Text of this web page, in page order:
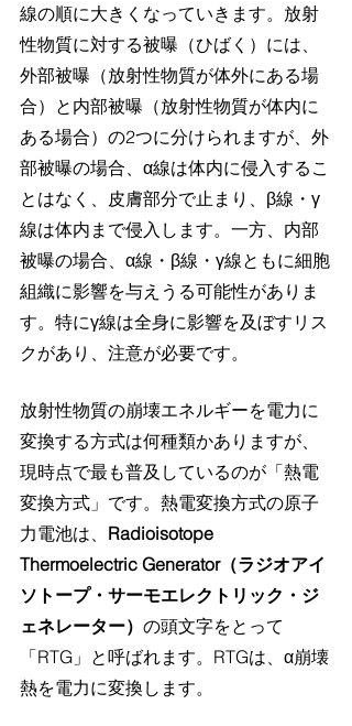
線の順に大きくなっていきます。放射
性物質に対する被曝（ひばく）には、
外部被曝（放射性物質が体外にある場
合）と内部被曝（放射性物質が体内に
ある場合）の2つに分けられますが、外
部被曝の場合、α線は体内に侵入するこ
とはなく、皮膚部分で止まり、β線・γ
線は体内まで侵入します。一方、内部
被曝の場合、α線・β線・γ線ともに細胞
組織に影響を与えうる可能性がありま
す。特にγ線は全身に影響を及ぼすリス
クがあり、注意が必要です。
放射性物質の崩壊エネルギーを電力に
変換する方式は何種類かありますが、
現時点で最も普及しているのが「熱電
変換方式」です。熱電変換方式の原子
力電池は、 Radioisotope
Thermoelectric Generator（ラジオアイ
ソトープ・サーモエレクトリック・ジ
ェネレーター） の頭文字をとって
「RTG」と呼ばれます。RTGは、α崩壊
熱を電力に変換します。